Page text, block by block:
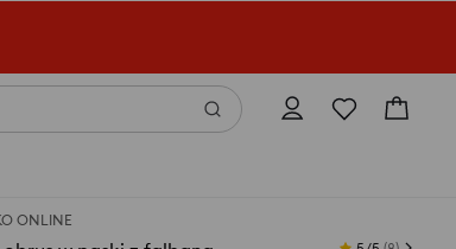
ONLINE